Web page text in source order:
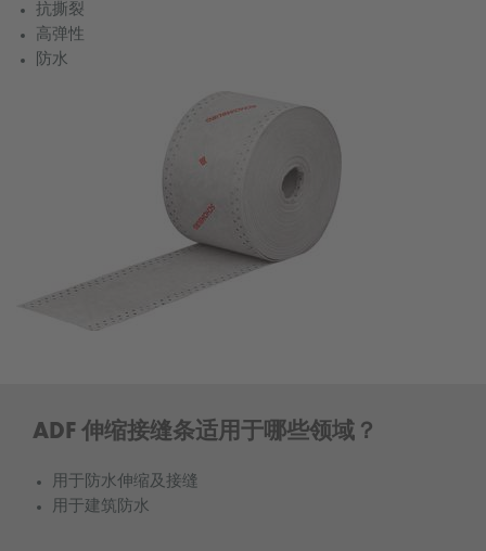
抗撕裂
高弹性
防水
ADF 伸缩接缝条适用于哪些领域？
用于防水伸缩及接缝
用于建筑防水